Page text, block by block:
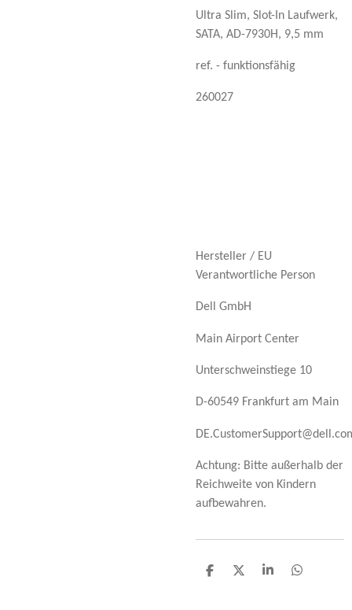
Ultra Slim, Slot-In Laufwerk,
SATA, AD-7930H, 9,5 mm
ref. - funktionsfähig
260027
Hersteller / EU
Verantwortliche Person
Dell GmbH
Main Airport Center
Unterschweinstiege 10
D-60549 Frankfurt am Main
Achtung: Bitte außerhalb der
Reichweite von Kindern
aufbewahren.
T
T
T
T